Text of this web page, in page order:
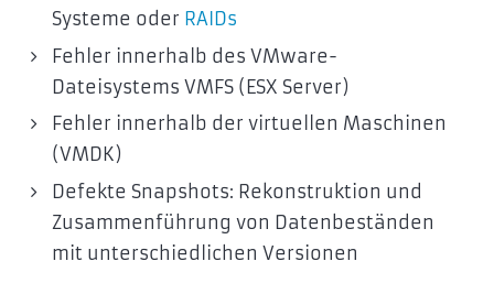
Systeme oder RAIDs
Fehler innerhalb des VMware-
Dateisystems VMFS (ESX Server)
Fehler innerhalb der virtuellen Maschinen
(VMDK)
Defekte Snapshots: Rekonstruktion und
Zusammenführung von Datenbeständen
mit unterschiedlichen Versionen